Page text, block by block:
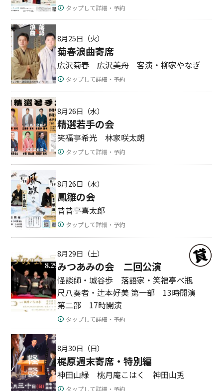
タップして詳細・予約
8月25日（火）
菊春浪曲寄席
広沢菊春 広沢美舟 客演・柳家やなぎ
タップして詳細・予約
8月26日（水）
精選若手の会
笑福亭希光 林家咲太朗
タップして詳細・予約
8月26日（水）
鳳雛の会
昔昔亭喜太郎
タップして詳細・予約
8月29日（土）
みつあみの会 二回公演
怪談師・城谷歩 落語家・笑福亭べ瓶
尺八奏者・辻本好美 第一部 13時開演
第二部 17時開演
タップして詳細・予約
8月30日（日）
梶原週末寄席・特別編
神田山緑 桃月庵こはく 神田山兎
タップして詳細・予約